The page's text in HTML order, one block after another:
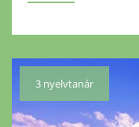
3 nyelvtanár